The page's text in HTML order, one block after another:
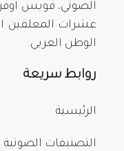
الصوتي، فويس
عشرات المعلقين
الوطن العربي.
روابط سريعة
الرئيسية
التصنيفات الصوتية